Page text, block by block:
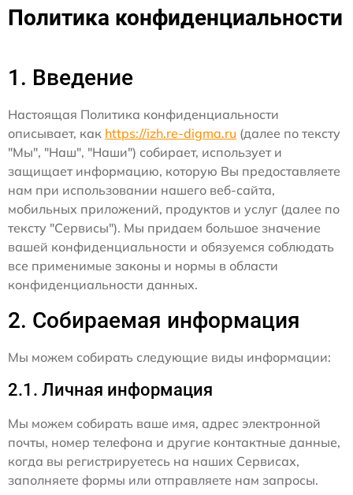
Политика конфиденциальности
1. Введение
Настоящая Политика конфиденциальности
описывает, как https://izh.re-digma.ru (далее по тексту
"Мы", "Наш", "Наши") собирает, использует и
защищает информацию, которую Вы предоставляете
нам при использовании нашего веб-сайта,
мобильных приложений, продуктов и услуг (далее по
тексту "Сервисы"). Мы придаем большое значение
вашей конфиденциальности и обязуемся соблюдать
все применимые законы и нормы в области
конфиденциальности данных.
2. Собираемая информация
Мы можем собирать следующие виды информации:
2.1. Личная информация
Мы можем собирать ваше имя, адрес электронной
почты, номер телефона и другие контактные данные,
когда вы регистрируетесь на наших Сервисах,
заполняете формы или отправляете нам запросы.